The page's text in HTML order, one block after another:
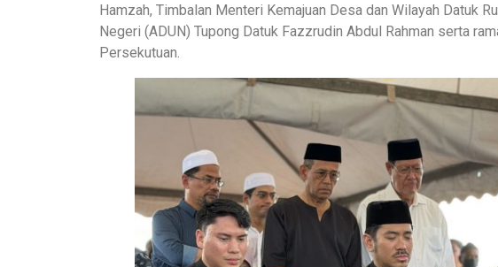
Hamzah, Timbalan Menteri Kemajuan Desa dan Wilayah Datuk
Negeri (ADUN) Tupong Datuk Fazzrudin Abdul Rahman serta
Persekutuan.